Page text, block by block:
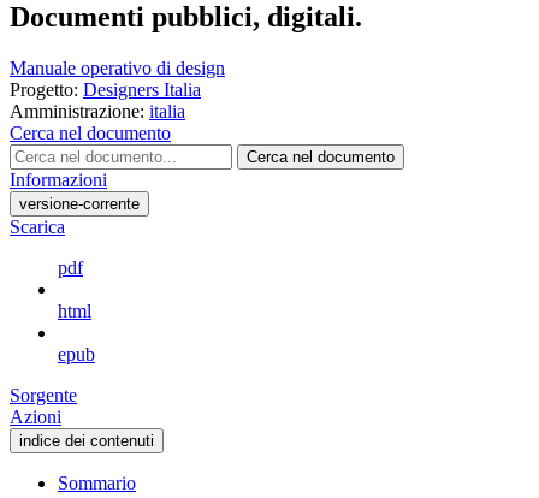
Documenti pubblici, digitali.
Manuale operativo di design
Progetto: Designers Italia
Amministrazione: italia
Cerca nel documento
Cerca nel documento
Informazioni
versione-corrente
Scarica
pdf
html
epub
Sorgente
Azioni
indice dei contenuti
Sommario